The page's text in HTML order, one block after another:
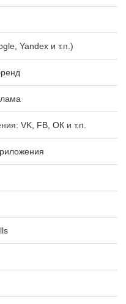
Yandex и т.п.)
VK, FB, ОК и т.п.